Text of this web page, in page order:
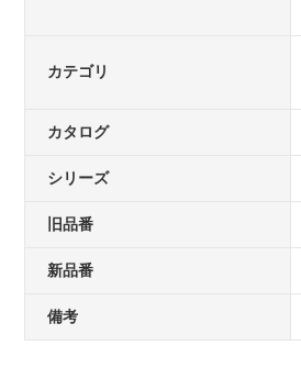
カテゴリ
カタログ
シリーズ
旧品番
新品番
備考